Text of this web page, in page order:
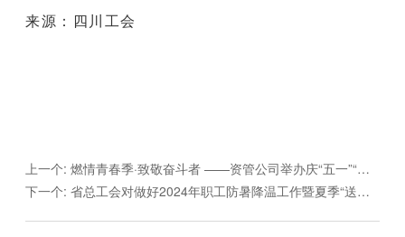
来源：四川工会
上一个:燃情青春季·致敬奋斗者 ——资管公司举办庆“五一”“五四”职工体育赛活动
下一个:省总工会对做好2024年职工防暑降温工作暨夏季“送清凉”活动作出部署